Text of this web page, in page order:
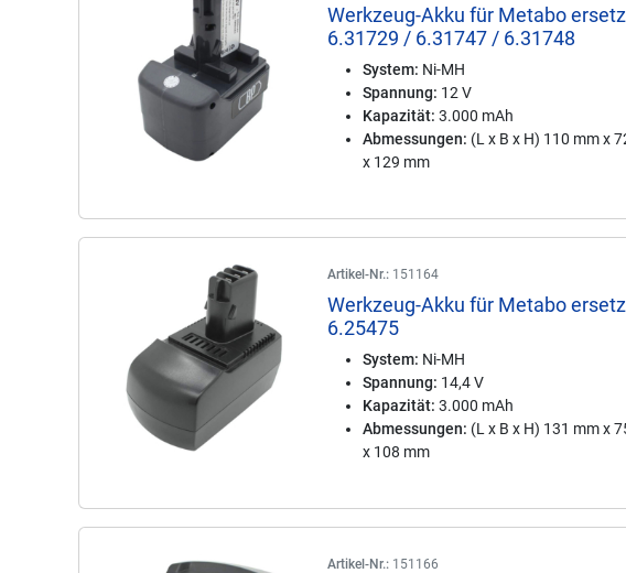
Werkzeug-Akku für Metabo
6.31729 / 6.31747 / 6.31748
System: Ni-MH
Spannung: 12 V
Kapazität: 3.000 mAh
Abmessungen: (L x B x H) 110 mm x
x 129 mm
Artikel-Nr.: 151164
Werkzeug-Akku für Metabo
6.25475
System: Ni-MH
Spannung: 14,4 V
Kapazität: 3.000 mAh
Abmessungen: (L x B x H) 131 mm x
x 108 mm
Artikel-Nr.: 151166